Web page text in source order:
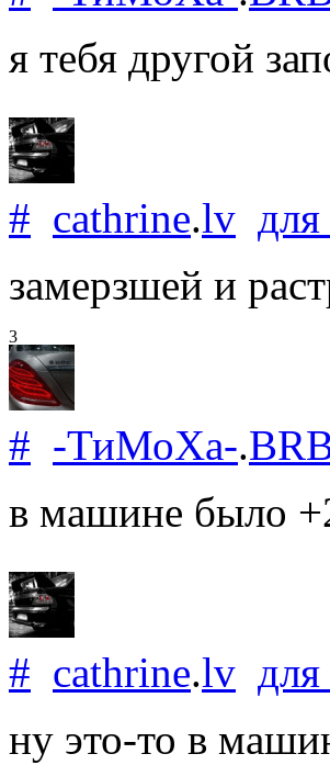
я тебя другой
# cathrine.lv для
замерзшей и
3
# -ТиМоХа-.
в машине было
# cathrine.lv для
ну это-то в